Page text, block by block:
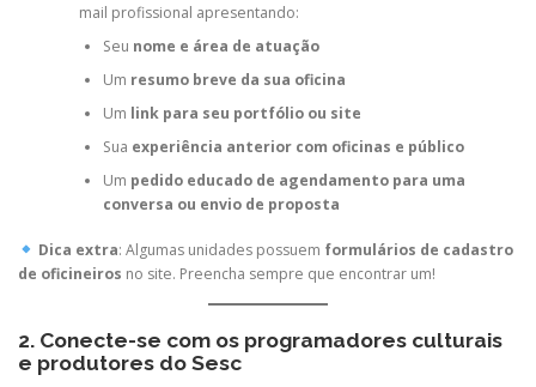
mail profissional apresentando:
Seu nome e área de atuação
Um resumo breve da sua oficina
Um link para seu portfólio ou site
Sua experiência anterior com oficinas e público
Um pedido educado de agendamento para uma
conversa ou envio de proposta
Dica extra: Algumas unidades possuem formulários de cadastro
de oficineiros no site. Preencha sempre que encontrar um!
2. Conecte-se com os programadores culturais
e produtores do Sesc